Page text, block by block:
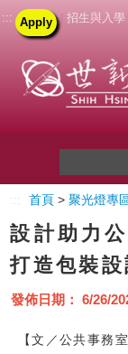
::: Apply | 招生與入學
關於世新
未來學生
新生
在校生
首頁 >聚光燈專
設計助力
打造包裝
發佈日期： 6/26/
【文／公共事務室